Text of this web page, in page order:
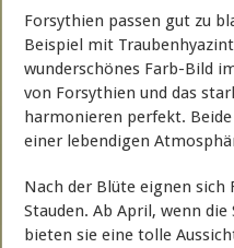
Forsythien passen gut zu
Beispiel mit
wunderschönes Farb-Bild
von Forsythien und das
harmonieren perfekt.
einer lebendigen
Nach der Blüte eignen
Stauden. Ab April, wenn
bieten sie eine tolle